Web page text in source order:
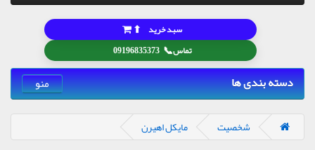
تماس📞
09196835373
سبد خرید ⬆
دسته بندی ها منو
شخصیت مایکل اهیرن